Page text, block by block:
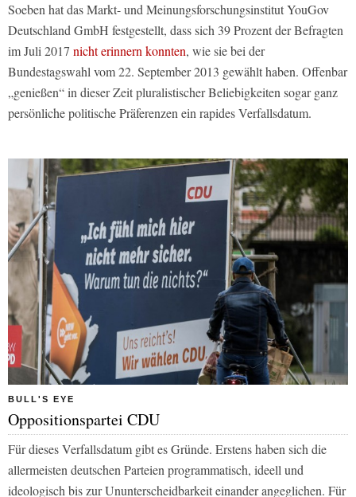
Soeben hat das Markt- und Meinungsforschungsinstitut YouGov
Deutschland GmbH festgestellt, dass sich 39 Prozent der Befragten
im Juli 2017 nicht erinnern konnten, wie sie bei der
Bundestagswahl vom 22. September 2013 gewählt haben. Offenbar
„genießen“ in dieser Zeit pluralistischer Beliebigkeiten sogar ganz
persönliche politische Präferenzen ein rapides Verfallsdatum.
BULL'S EYE
Oppositionspartei CDU
Für dieses Verfallsdatum gibt es Gründe. Erstens haben sich die
allermeisten deutschen Parteien programmatisch, ideell und
ideologisch bis zur Ununterscheidbarkeit einander angeglichen. Für